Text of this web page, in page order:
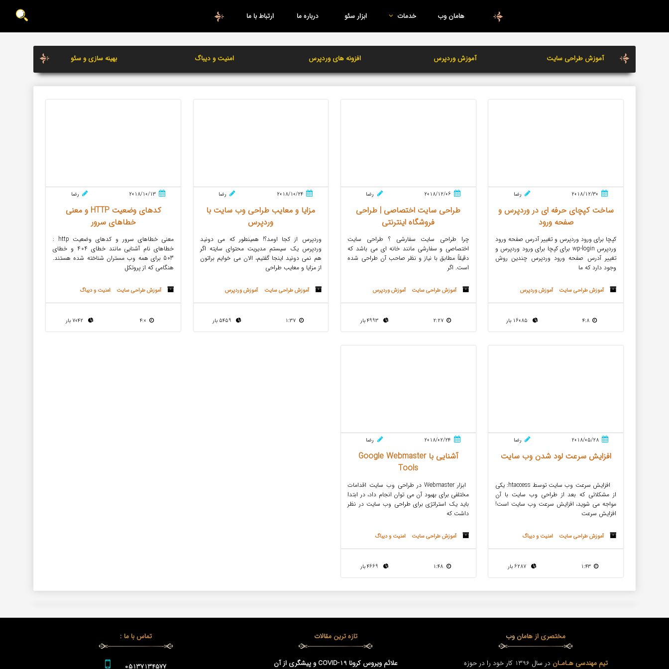
هامان وب خدمات ابزار سئو درباره ما ارتباط با ما
آموزش طراحی سایت آموزش وردپرس افزونه های وردپرس امنیت و دیباگ بهینه سازی و سئو
2018/12/30 رضا
ساخت کپچای حرفه ای در وردپرس و
صفحه ورود
کپچا برای ورود وردپرس و تغییر آدرس صفحه ورود
وردپرس wp-login برای کپچا برای ورود وردپرس و
تغییر آدرس صفحه ورود وردپرس چندین روش
وجود دارد که ما
آموزش طراحی سایت آموزش وردپرس
4:8
2018/12/06 رضا
طراحی سایت اختصاصی | طراحی
فروشگاه اینترنتی
چرا طراحی سایت سفارشی ؟ طراحی سایت
اختصاصی و سفارشی مانند خانه‌ ای می باشد که
دقیقاً مطابق با نیاز و نظر صاحب آن طراحی شده
است. اگر
آموزش طراحی سایت آموزش وردپرس
2:27
2018/10/24 رضا
مزایا و معایب طراحی وب سایت با
وردپرس
وردپرس از کجا اومد؟! همینطور که می دونید
وردپرس یک سیستم مدیریت محتوای سایته اگر
هم نمی دونید اینجا گفتیم، الان می خوایم براتون
از مزایا و معایب طراحی
آموزش طراحی سایت آموزش وردپرس
1:37
2018/10/13 رضا
کدهای وضعیت HTTP و معنی
خطاهای سرور
معنی خطاهای سرور و کدهای وضعیت http :
خطاهای نام آشنایی مانند خطای 404 و خطای
503 برای همه وب مستران شناخته شده هستند.
هنگامی که از پروتکل
آموزش طراحی سایت امنیت و دیباگ
4:0
2018/05/28 رضا
افزایش سرعت لود شدن وب سایت
افزایش سرعت وب سایت توسط htaccess: یکی
از مشکلاتی که بعد از طراحی وب سایت با آن
مواجه می شوید، افزایش سرعت وب سایت است!
افزایش سرعت
آموزش طراحی سایت امنیت و دیباگ
1:43
2018/02/24 رضا
آشنایی با Google Webmaster
Tools
ابزار Webmaster در طراحی وب سایت اقدامات
مختلفی برای بهبود آن می توان انجام داد، در ابتدا
باید یک استراتژی برای طراحی وب سایت در نظر
داشت که
آموزش طراحی سایت امنیت و دیباگ
1:48
مختصری از هامان وب
تیم مهندسی هـامـان
در سال 1396 کار خود را در حوزه
تازه ترین مقالات
علائم ویروس کرونا COVID-19 و پیشگری از آن
تماس با ما :
05137134577